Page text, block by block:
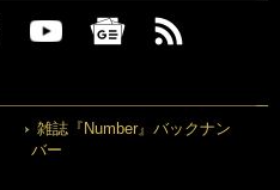
雑誌『Number』バックナン
バー